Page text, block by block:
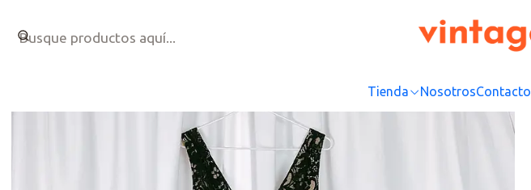
Tienda NosotrosContacto